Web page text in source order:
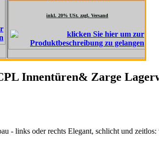
inkl. 20% USt. zzgl. Versand
Innentüren& Zarge
- links oder rechts Elegant, schlicht und